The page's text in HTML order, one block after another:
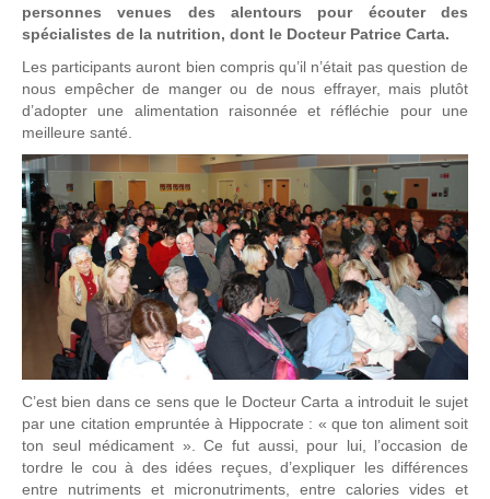
personnes venues des alentours pour écouter des
spécialistes de la nutrition, dont le Docteur Patrice Carta.
Les participants auront bien compris qu’il n’était pas question de
nous empêcher de manger ou de nous effrayer, mais plutôt
d’adopter une alimentation raisonnée et réfléchie pour une
meilleure santé.
C’est bien dans ce sens que le Docteur Carta a introduit le sujet
par une citation empruntée à Hippocrate : « que ton aliment soit
ton seul médicament ». Ce fut aussi, pour lui, l’occasion de
tordre le cou à des idées reçues, d’expliquer les différences
entre nutriments et micronutriments, entre calories vides et